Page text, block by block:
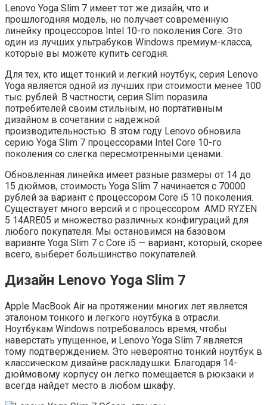
Lenovo Yoga Slim 7 имеет тот же дизайн, что и
прошлогодняя модель, но получает современную
линейку процессоров Intel 10-го поколения Core. Это
один из лучших ультрабуков Windows премиум-класса,
которые вы можете купить сегодня.
Для тех, кто ищет тонкий и легкий ноутбук, серия Lenovo
Yoga является одной из лучших при стоимости менее 100
тыс. рублей. В частности, серия Slim поразила
потребителей своим стильным, но портативным
дизайном в сочетании с надежной
производительностью. В этом году Lenovo обновила
серию Yoga Slim 7 процессорами Intel Core 10-го
поколения со слегка пересмотренными ценами.
Обновленная линейка имеет разные размеры от 14 до
15 дюймов, стоимость Yoga Slim 7 начинается с 70000
рублей за вариант с процессором Core i5 10 поколения.
Существует много версий и с процессором AMD RYZEN
5 14ARE05 и множество различных конфигураций для
любого покупателя. Мы остановимся на базовом
варианте Yoga Slim 7 с Core i5 — вариант, который, скорее
всего, выберет большинство покупателей.
Дизайн Lenovo Yoga Slim 7
Apple MacBook Air на протяжении многих лет является
эталоном тонкого и легкого ноутбука в отрасли.
Ноутбукам Windows потребовалось время, чтобы
наверстать упущенное, и Lenovo Yoga Slim 7 является
тому подтверждением. Это невероятно тонкий ноутбук в
классическом дизайне раскладушки. Благодаря 14-
дюймовому корпусу он легко помещается в рюкзаки и
всегда найдет место в любом шкафу.